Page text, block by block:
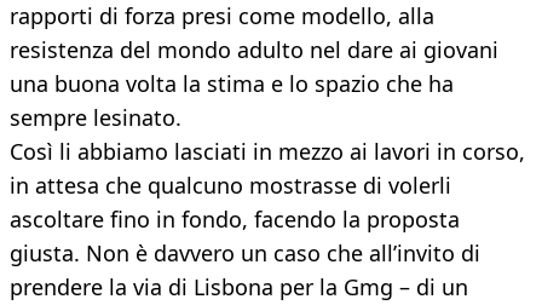
rapporti di forza presi come modello, alla
resistenza del mondo adulto nel dare ai giovani
una buona volta la stima e lo spazio che ha
sempre lesinato.
Così li abbiamo lasciati in mezzo ai lavori in corso,
in attesa che qualcuno mostrasse di volerli
ascoltare fino in fondo, facendo la proposta
giusta. Non è davvero un caso che all’invito di
prendere la via di Lisbona per la Gmg – di un